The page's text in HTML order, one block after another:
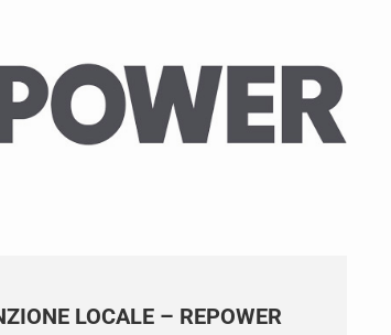
LOCALE – REPOWER
per te.